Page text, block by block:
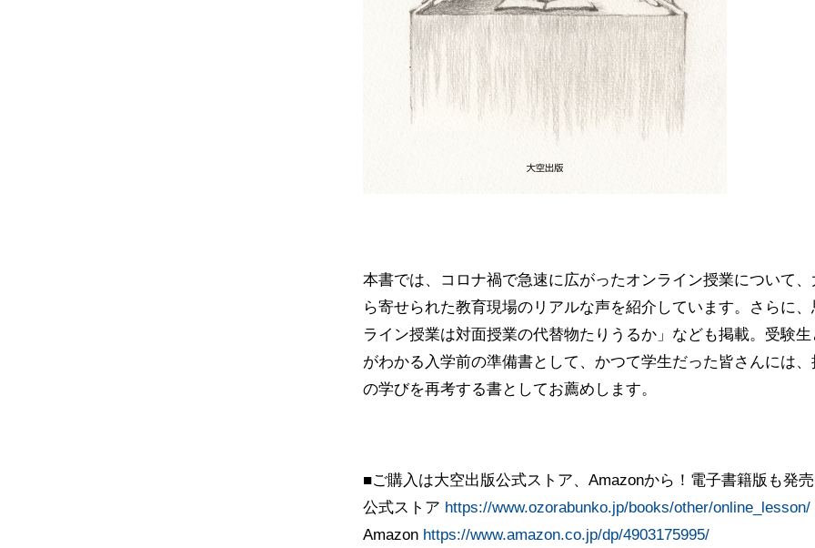
本書では、コロナ禍で急速に広がったオンライン授業について
ら寄せられた教育現場のリアルな声を紹介しています。さらに
ライン授業は対面授業の代替物たりうるか」なども掲載。受験
がわかる入学前の準備書として、かつて学生だった皆さんには
の学びを再考する書としてお薦めします。
■ご購入は大空出版公式ストア、Amazonから！電子書籍版も発
公式ストア https://www.ozorabunko.jp/books/other/online_lesson/
Amazon https://www.amazon.co.jp/dp/4903175995/